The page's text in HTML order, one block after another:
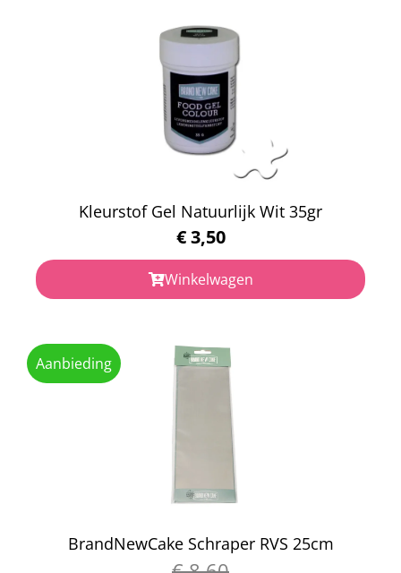
Kleurstof Gel Natuurlijk Wit 35gr
€3,50
Winkelwagen
Aanbieding
BrandNewCake Schraper RVS 25cm